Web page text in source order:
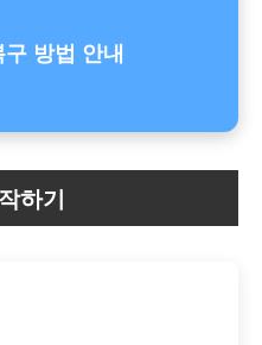
방법 안내
하기